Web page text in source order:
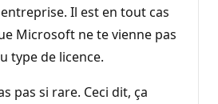
Il est en tout cas
Microsoft ne te vienne pas
type de licence.
pas si rare. Ceci dit, ça